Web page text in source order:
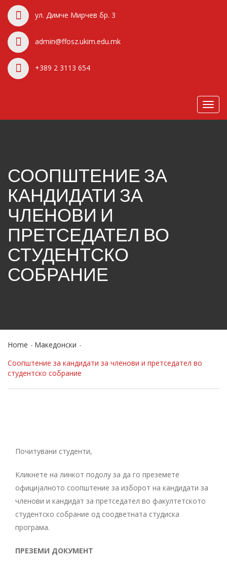
ул. Димче Мирчев бр. 3
admin@ffosz.ukim.edu.mk
+389 2 3113 654
СООПШТЕНИЕ ЗА
КАНДИДАТИ ЗА
ЧЛЕНОВИ И
ПРЕТСЕДАТЕЛ ВО
СТУДЕНТСКО
СОБРАНИЕ
Home
Македонски
Соопштение за кандидати за членови и претседател во
студентско собрание
Почитувани студенти,
Кликнете на линкот подолу за да го преземете
официјалното соопштение за изборот на кандидати за
членови и кандидат за претседател во факултетското
студентско собрание од соодветната студиска
програма.
ПРЕЗЕМИ ДОКУМЕНТ